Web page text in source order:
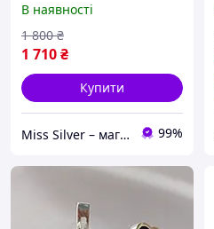
проби, позолота 585
проби
В наявності
1 710₴
1 800 ₴
Купити
Miss Silver – магазин ювелірних виробів зі срібла 99%